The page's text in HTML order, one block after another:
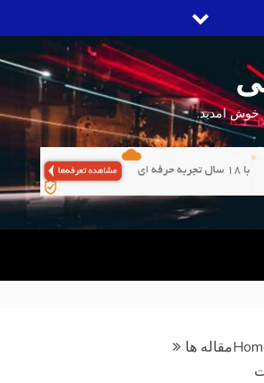
خوش امدید.
مقاله ها